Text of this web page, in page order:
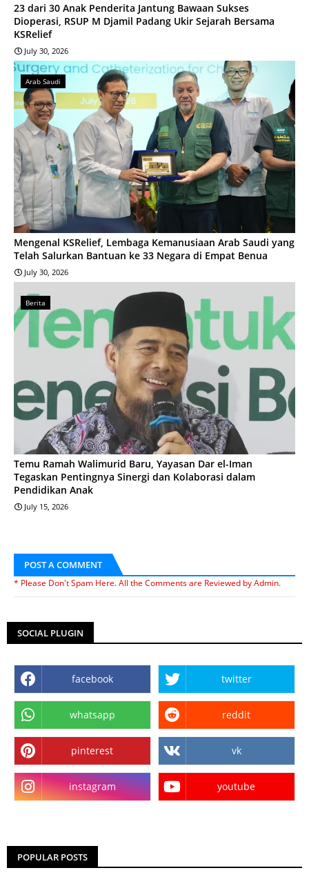
23 dari 30 Anak Penderita Jantung Bawaan Sukses
Dioperasi, RSUP M Djamil Padang Ukir Sejarah Bersama
KSRelief
July 30, 2026
Arab Saudi
Mengenal KSRelief, Lembaga Kemanusiaan Arab Saudi yang
Telah Salurkan Bantuan ke 33 Negara di Empat Benua
July 30, 2026
Berita
Temu Ramah Walimurid Baru, Yayasan Dar el-Iman
Tegaskan Pentingnya Sinergi dan Kolaborasi dalam
Pendidikan Anak
July 15, 2026
POST A COMMENT
* Please Don't Spam Here. All the Comments are Reviewed by Admin.
SOCIAL PLUGIN
facebook twitter
whatsapp reddit
pinterest vk
instagram youtube
POPULAR POSTS